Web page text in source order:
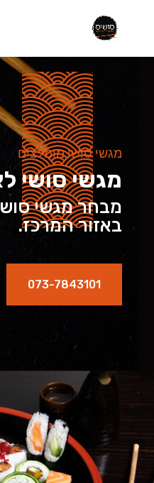
מגשי סושי מומלצים
מגשי סושי
מבחר מגשי
באזור המרכז.
073-7843101